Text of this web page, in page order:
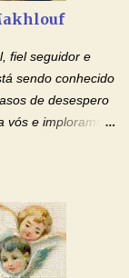
digna de tua
a teu unigênito
e exemplos
fiel seguidor e
sendo conhecido
de desespero
vós e imploramos
vossa intercessão
glória de Deus e o
Nós e por todos
Oração 2 Ó